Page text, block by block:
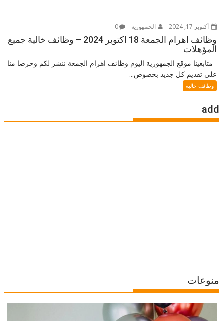
أكتوبر 17, 2024 الجمهورية 0
وظائف اهرام الجمعة 18 اكتوبر 2024 – وظائف خالية جميع
المؤهلات
متابعينا موقع الجمهورية اليوم وظائف اهرام الجمعة ننشر لكم وحرصا منا
على تقديم كل جديد بخصوص...
وظائف خالية
add
منوعات